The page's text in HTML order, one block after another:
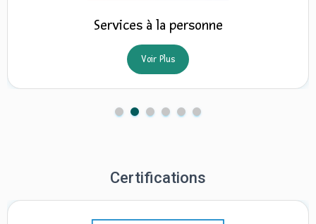
Services à la personne
Voir Plus
Certifications